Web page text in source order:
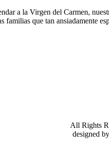
a la Virgen del Carmen,
familias que tan ansiadamente
All Rights
designed by